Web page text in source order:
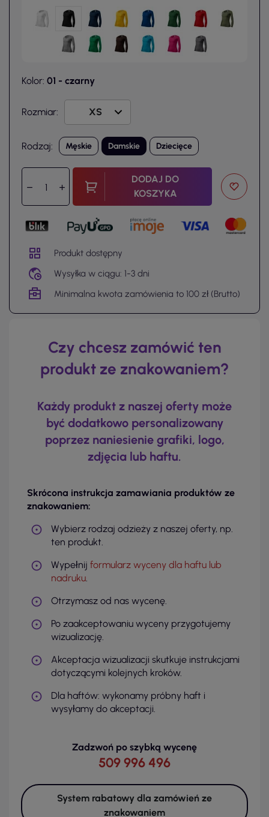
Kolor: 01 - czarny
Rozmiar:
Rodzaj: Męskie Damskie Dziecięce
DODAJ DO
KOSZYKA
Produkt dostępny
Wysyłka w ciągu: 1-3 dni
Minimalna kwota zamówienia to 100 zł (Brutto)
Czy chcesz zamówić ten
produkt ze znakowaniem?
Każdy produkt z naszej oferty może
być dodatkowo personalizowany
poprzez naniesienie grafiki, logo,
zdjęcia lub haftu.
Skrócona instrukcja zamawiania produktów ze
znakowaniem:
Wybierz rodzaj odzieży z naszej oferty, np.
ten produkt.
Wypełnij formularz wyceny dla haftu lub
nadruku.
Otrzymasz od nas wycenę.
Po zaakceptowaniu wyceny przygotujemy
wizualizację.
Akceptacja wizualizacji skutkuje instrukcjami
dotyczącymi kolejnych kroków.
Dla haftów: wykonamy próbny haft i
wysyłamy do akceptacji.
Zadzwoń po szybką wycenę
509 996 496
System rabatowy dla zamówień ze
znakowaniem